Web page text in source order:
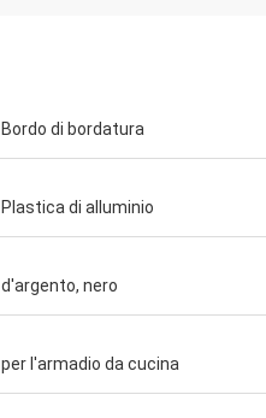
Bordo di bordatura
Plastica di alluminio
d'argento, nero
per l'armadio da cucina